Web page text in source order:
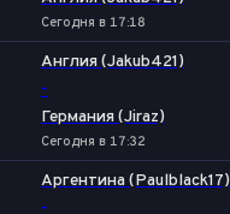
Сегодня в 17:18
Англия (Jakub421)
-
Германия (Jiraz)
Сегодня в 17:32
Аргентина (Paulblack17)
-